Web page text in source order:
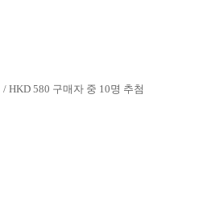
/ HKD 580 구매자 중 10명 추첨